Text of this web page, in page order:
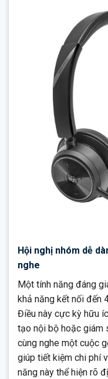
Hội nghị nhóm dễ
nghe
Một tính năng đáng
khả năng kết nối đến
Điều này cực kỳ hữu
tạo nội bộ hoặc giám
cùng nghe một cuộc
giúp tiết kiệm chi phí
năng này thể hiện rõ